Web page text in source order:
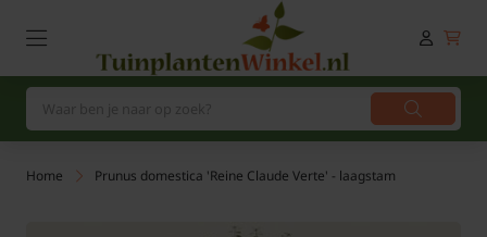
Home Prunus domestica 'Reine Claude Verte' - laagstam